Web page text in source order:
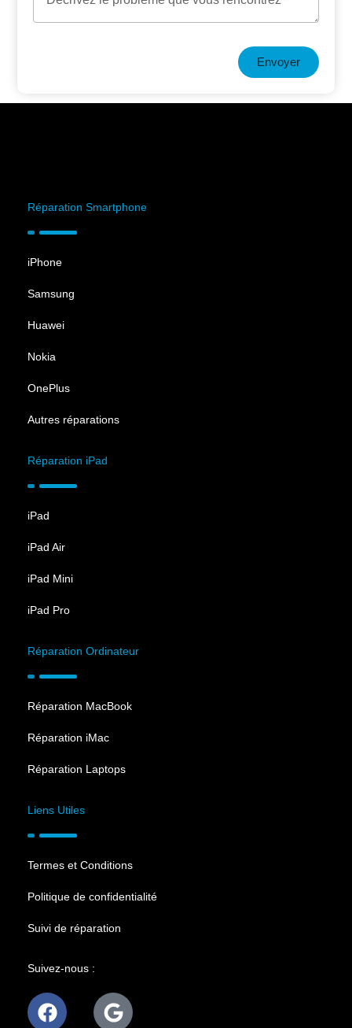
Envoyer
Réparation Smartphone
iPhone
Samsung
Huawei
Nokia
OnePlus
Autres réparations
Réparation iPad
iPad
iPad Air
iPad Mini
iPad Pro
Réparation Ordinateur
Réparation MacBook
Réparation iMac
Réparation Laptops
Liens Utiles
Termes et Conditions
Politique de confidentialité
Suivi de réparation
Suivez-nous :